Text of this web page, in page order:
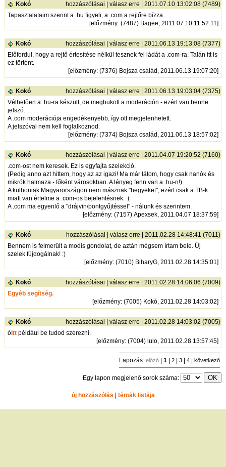
Kokó hozzászólásai |válasz erre | 2011.07.10 13:02:08 (7489)
Tapasztalataim szerint a .hu figyeli, a .com a rejtőre bízza.
[előzmény: (7487) Bagee, 2011.07.10 11:52:11]
Kokó hozzászólásai |válasz erre | 2011.06.13 19:13:08 (7377)
Előfordul, hogy a rejtő értesítése nélkül tesznek fel ládát a .com-ra. Talán itt is
ez történt.
[előzmény: (7376) Bojsza család, 2011.06.13 19:07:20]
Kokó hozzászólásai |válasz erre | 2011.06.13 19:03:04 (7375)
Vélhetően a .hu-ra készült, de megbukott a moderáción - ezért van benne
jelszó.
A .com moderációja engedékenyebb, így ott megjelenhetett.
A jelszóval nem kell foglalkoznod.
[előzmény: (7374) Bojsza család, 2011.06.13 18:57:02]
Kokó hozzászólásai |válasz erre | 2011.04.07 19:20:52 (7160)
.com-ost nem keresek. Ez is egyfajta szelekció.
(Pedig anno azt hittem, hogy az az igazi! Ma már látom, hogy csak nanók és
mikrók halmaza - főként városokban. A lényeg fenn van a .hu-n!)
A külhoniak Magyarországon nem másznak "hegyeket", ezért csak a TB-k
miatt van értelme a .com-os bejelentésnek. :(
A .com ma egyenlő a "drájvin/pontgyűjtéssel" - nálunk és szerintem.
[előzmény: (7157) Apexsek, 2011.04.07 18:37:59]
Kokó hozzászólásai |válasz erre | 2011.02.28 14:48:41 (7011)
Bennem is felmerült a modis gondolat, de aztán mégsem írtam bele. Új
szelek fújdogálnak! :)
[előzmény: (7010) BiharyG, 2011.02.28 14:35:01]
Kokó hozzászólásai |válasz erre | 2011.02.28 14:06:06 (7009)
Egyéb segítség.
[előzmény: (7005) Kokó, 2011.02.28 14:03:02]
Kokó hozzászólásai |válasz erre | 2011.02.28 14:03:02 (7005)
ó Itt például be tudod szerezni.
[előzmény: (7004) lulo, 2011.02.28 13:57:45]
Lapozás:előző |1 2 3 4 |következő
Egy lapon megjelenő sorok száma:
új hozzászólás témák listája